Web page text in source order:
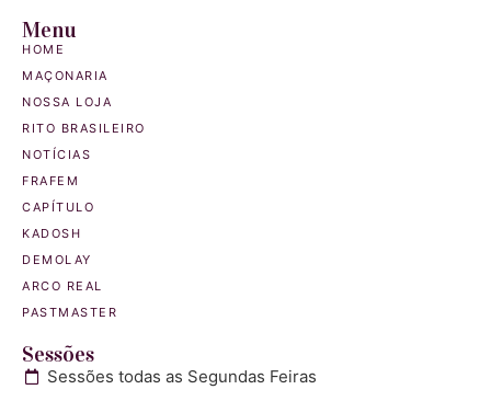
Menu
HOME
MAÇONARIA
NOSSA LOJA
RITO BRASILEIRO
NOTÍCIAS
FRAFEM
CAPÍTULO
KADOSH
DEMOLAY
ARCO REAL
PASTMASTER
Sessões
Sessões todas as Segundas Feiras